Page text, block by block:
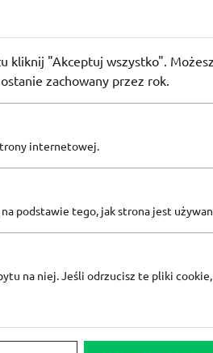
TRIUMF100 nawet do 100 zł
kliknij "Akceptuj wszystko".
zachowany przez rok.
internetowej.
podstawie tego, jak strona jest
na niej. Jeśli odrzucisz te pliki cookie,